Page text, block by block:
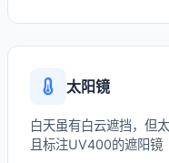
太阳镜
白天虽有白云遮挡，但
且标注UV400的遮阳镜